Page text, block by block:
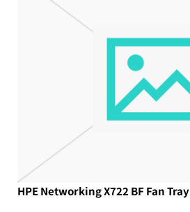
HPE Networking X722 BF Fan Tray